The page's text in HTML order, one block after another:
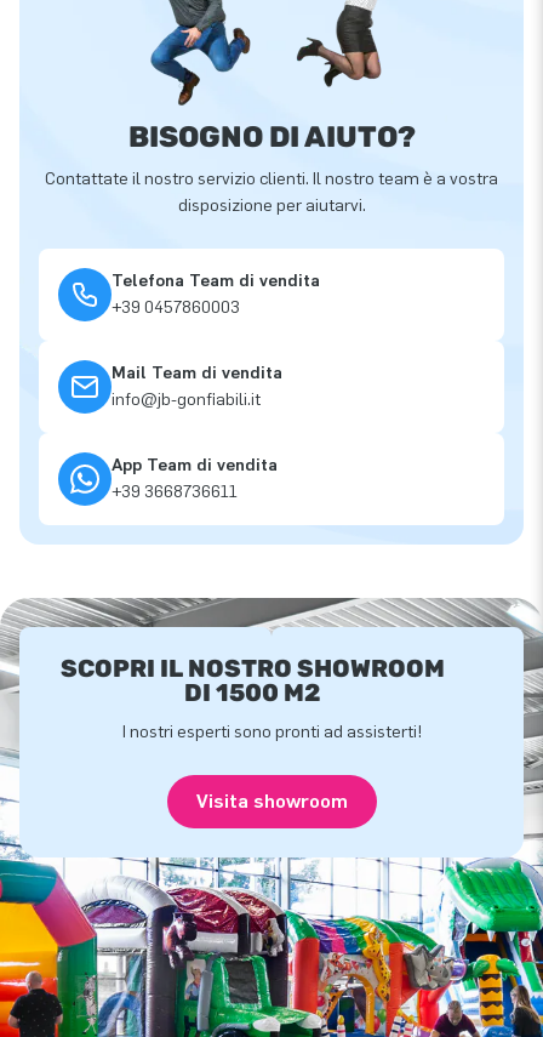
BISOGNO DI AIUTO?
Contattate il nostro servizio clienti. Il nostro team è a vostra
disposizione per aiutarvi.
Telefona Team di vendita
+39 0457860003
Mail Team di vendita
info@jb-gonfiabili.it
App Team di vendita
+39 3668736611
SCOPRI IL NOSTRO SHOWROOM
DI 1500 M2
I nostri esperti sono pronti ad assisterti!
Visita showroom